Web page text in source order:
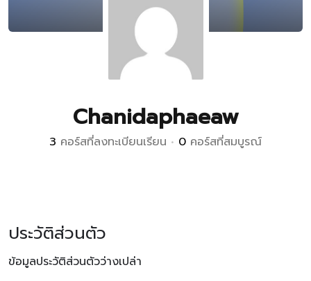
Chanidaphaeaw
3 คอร์สที่ลงทะเบียนเรียน • 0 คอร์สที่สมบูรณ์
ประวัติส่วนตัว
ข้อมูลประวัติส่วนตัวว่างเปล่า